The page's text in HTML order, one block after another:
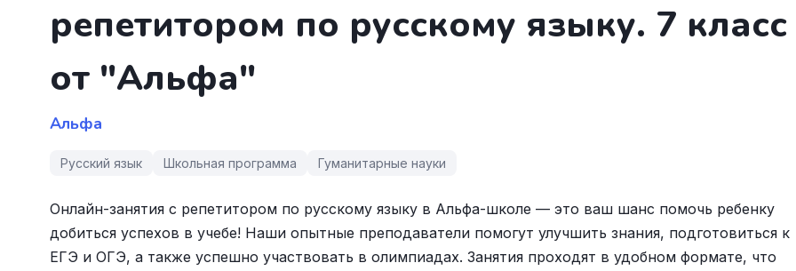
репетитором по русскому языку. 7 класс
от "Альфа"
Альфа
Русский язык Школьная программа Гуманитарные науки
Онлайн-занятия с репетитором по русскому языку в Альфа-школе — это ваш шанс помочь ребенку
добиться успехов в учебе! Наши опытные преподаватели помогут улучшить знания, подготовиться к
ЕГЭ и ОГЭ, а также успешно участвовать в олимпиадах. Занятия проходят в удобном формате, что